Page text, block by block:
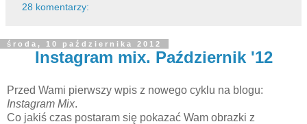
28 komentarzy:
środa, 10 października 2012
Instagram mix. Październik '12
Przed Wami pierwszy wpis z nowego cyklu na blogu:
Instagram Mix.
Co jakiś czas postaram się pokazać Wam obrazki z